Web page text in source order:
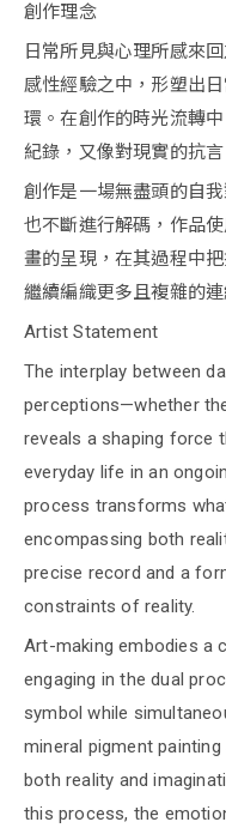
創作理念
日常所見與心理所感來
感性經驗之中，形塑出
環。在創作的時光流轉
紀錄，又像對現實的抗言
創作是一場無盡頭的自
也不斷進行解碼，作品
畫的呈現，在其過程中
繼續編織更多且複雜的連
Artist Statement
The interplay between
perceptions—whether
reveals a shaping force
everyday life in an
process transforms
encompassing both
precise record and a
constraints of reality.
Art-making embodies a
engaging in the dual
symbol while
mineral pigment
both reality and
this process, the